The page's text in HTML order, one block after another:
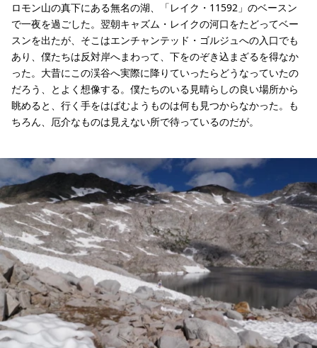
ロモン山の真下にある無名の湖、「レイク・11592」のベースン
で一夜を過ごした。翌朝キャズム・レイクの河口をたどってベー
スンを出たが、そこはエンチャンテッド・ゴルジュへの入口でも
あり、僕たちは反対岸へまわって、下をのぞき込まざるを得なか
った。大昔にこの渓谷へ実際に降りていったらどうなっていたの
だろう、とよく想像する。僕たちのいる見晴らしの良い場所から
眺めると、行く手をはばむようものは何も見つからなかった。も
ちろん、厄介なものは見えない所で待っているのだが。